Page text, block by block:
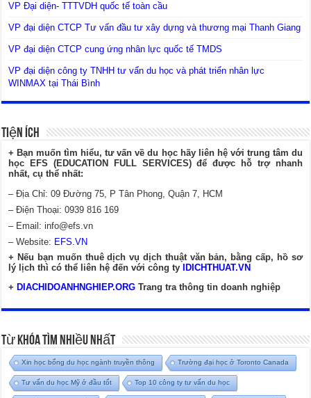
VP Đại diện- TTTVDH quốc tế toàn cầu
VP đại diện CTCP Tư vấn đầu tư xây dựng và thương mại Thanh Giang
VP đại diện CTCP cung ứng nhân lực quốc tế TMDS
VP đại diện công ty TNHH tư vấn du học và phát triển nhân lực
WINMAX tại Thái Bình
Tiện Ích
+ Bạn muốn tìm hiểu, tư vấn về du học hãy liên hệ với trung tâm du
học EFS (EDUCATION FULL SERVICES) để được hỗ trợ nhanh
nhất, cụ thể nhất:
– Địa Chỉ: 09 Đường 75, P Tân Phong, Quận 7, HCM
– Điện Thoại: 0939 816 169
– Email:info@efs.vn
– Website: EFS.VN
+ Nếu bạn muốn thuê dịch vụ dịch thuật văn bản, bằng cấp, hồ sơ
lý lịch thì có thể liên hệ đến với công ty
IDICHTHUAT.VN
+ DIACHIDOANHNGHIEP.ORG Trang tra thông tin doanh nghiệp
Từ Khóa Tìm Nhiều Nhất
Xin học bổng du học ngành truyền thông Trường đại học ở Toronto Canada
Tư vấn du học Mỹ ở đầu tốt Top 10 công ty tư vấn du học